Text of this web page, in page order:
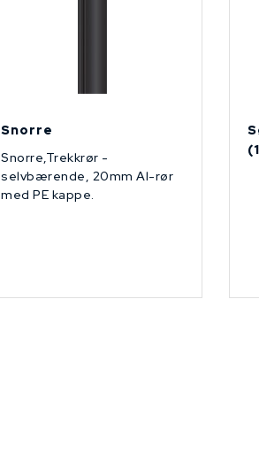
Snorre
Snorre,Trekkrør -
selvbærende, 20mm Al-rør
med PE kappe.